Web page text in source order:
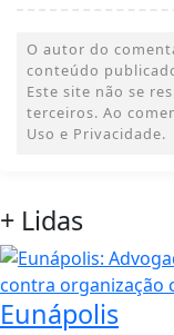
O autor do
conteúdo
Este site não se
terceiros. Ao
Uso e Privacidade.
+ Lidas
Eunápolis